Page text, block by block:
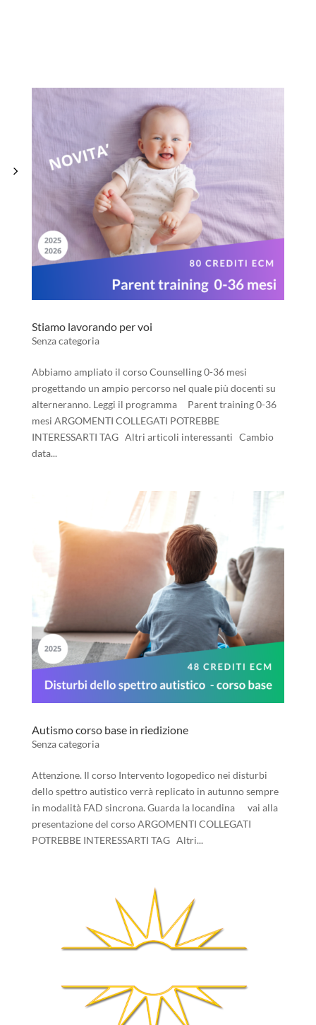
Stiamo lavorando per voi
Senza categoria
Abbiamo ampliato il corso Counselling 0-36 mesi
progettando un ampio percorso nel quale più docenti su
alterneranno. Leggi il programma Parent training 0-36
mesi ARGOMENTI COLLEGATI POTREBBE
INTERESSARTI TAG Altri articoli interessanti Cambio
data...
Autismo corso base in riedizione
Senza categoria
Attenzione. Il corso Intervento logopedico nei disturbi
dello spettro autistico verrà replicato in autunno sempre
in modalità FAD sincrona. Guarda la locandina vai alla
presentazione del corso ARGOMENTI COLLEGATI
POTREBBE INTERESSARTI TAG Altri...